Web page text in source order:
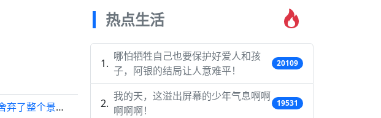
叶夕雾未曾知晓，澹台烬为她舍弃了整个景国…
热点生活
哪怕牺牲自己也要保护好爱人和孩
子，阿银的结局让人意难平！
20109
我的天，这溢出屏幕的少年气息啊啊
啊啊啊！
19531